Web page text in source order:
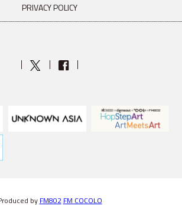
PRIVACY POLICY
by FM802 FM COCOLO